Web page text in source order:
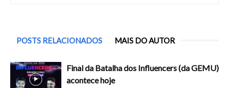
POSTS RELACIONADOS MAIS DO AUTOR
Final da Batalha dos Influencers (da GEMU)
acontece hoje